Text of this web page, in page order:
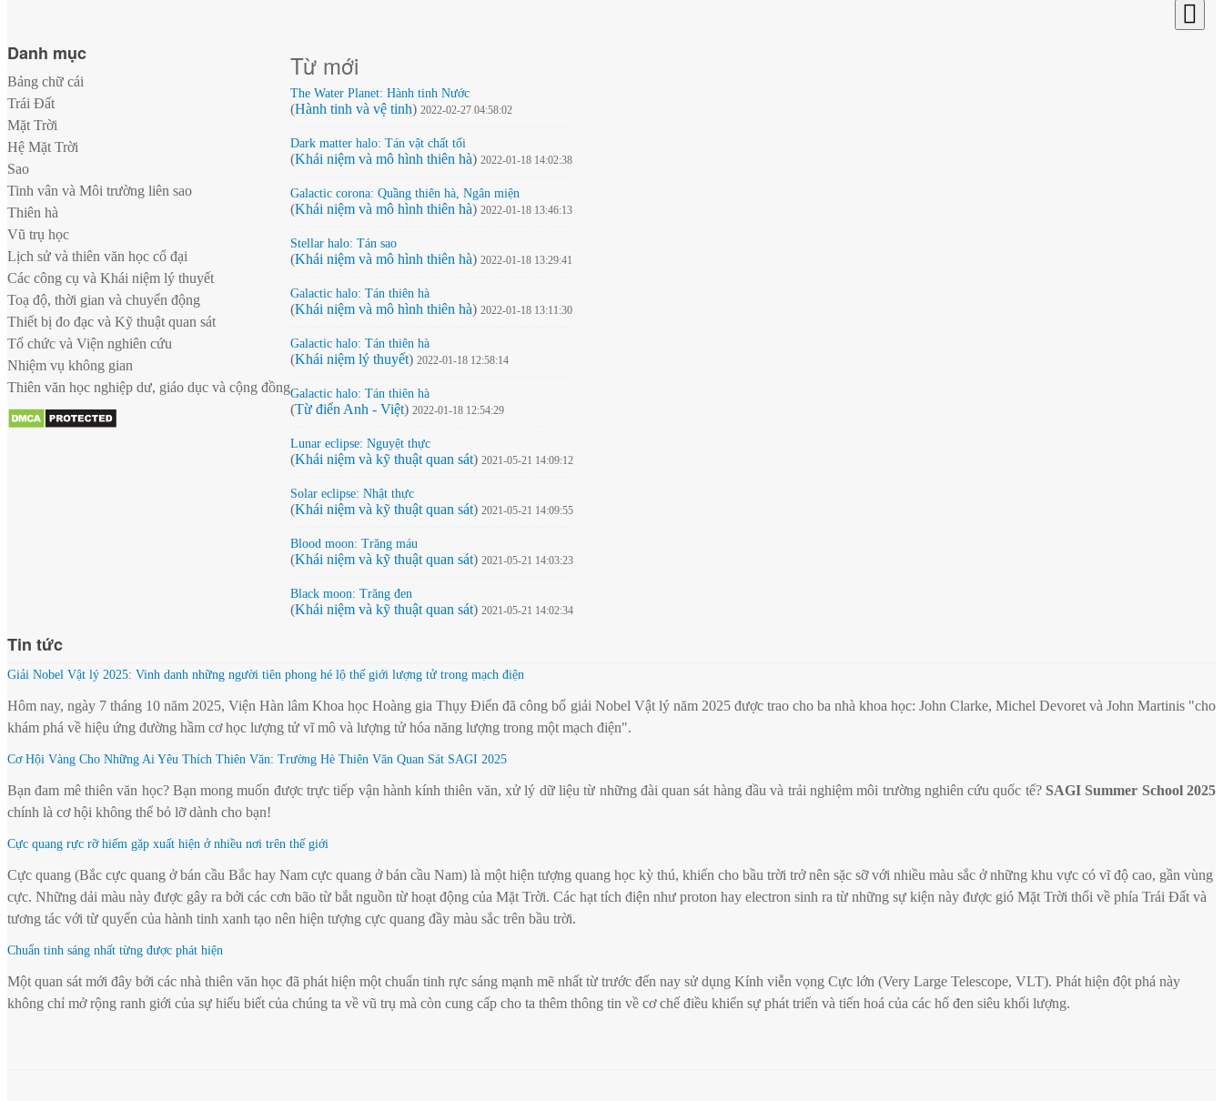
Danh mục
Bảng chữ cái
Trái Đất
Mặt Trời
Hệ Mặt Trời
Sao
Tinh vân và Môi trường liên sao
Thiên hà
Vũ trụ học
Lịch sử và thiên văn học cổ đại
Các công cụ và Khái niệm lý thuyết
Toạ độ, thời gian và chuyển động
Thiết bị đo đạc và Kỹ thuật quan sát
Tổ chức và Viện nghiên cứu
Nhiệm vụ không gian
Thiên văn học nghiệp dư, giáo dục và cộng đồng
Từ mới
The Water Planet: Hành tinh Nước
(Hành tinh và vệ tinh) 2022-02-27 04:58:02
Dark matter halo: Tán vật chất tối
(Khái niệm và mô hình thiên hà) 2022-01-18 14:02:38
Galactic corona: Quầng thiên hà, Ngân miện
(Khái niệm và mô hình thiên hà) 2022-01-18 13:46:13
Stellar halo: Tán sao
(Khái niệm và mô hình thiên hà) 2022-01-18 13:29:41
Galactic halo: Tán thiên hà
(Khái niệm và mô hình thiên hà) 2022-01-18 13:11:30
Galactic halo: Tán thiên hà
(Khái niệm lý thuyết) 2022-01-18 12:58:14
Galactic halo: Tán thiên hà
(Từ điển Anh - Việt) 2022-01-18 12:54:29
Lunar eclipse: Nguyệt thực
(Khái niệm và kỹ thuật quan sát) 2021-05-21 14:09:12
Solar eclipse: Nhật thực
(Khái niệm và kỹ thuật quan sát) 2021-05-21 14:09:55
Blood moon: Trăng máu
(Khái niệm và kỹ thuật quan sát) 2021-05-21 14:03:23
Black moon: Trăng đen
(Khái niệm và kỹ thuật quan sát) 2021-05-21 14:02:34
Tin tức
Giải Nobel Vật lý 2025: Vinh danh những người tiên phong hé lộ thế giới lượng tử trong mạch điện
Hôm nay, ngày 7 tháng 10 năm 2025, Viện Hàn lâm Khoa học Hoàng gia Thụy Điển đã công bố giải Nobel Vật lý năm 2025 được trao cho ba nhà khoa học: John Clarke, Michel Devoret và John Martinis "cho
khám phá về hiệu ứng đường hầm cơ học lượng tử vĩ mô và lượng tử hóa năng lượng trong một mạch điện".
Cơ Hội Vàng Cho Những Ai Yêu Thích Thiên Văn: Trường Hè Thiên Văn Quan Sát SAGI 2025
Bạn đam mê thiên văn học? Bạn mong muốn được trực tiếp vận hành kính thiên văn, xử lý dữ liệu từ những đài quan sát hàng đầu và trải nghiệm môi trường nghiên cứu quốc tế? SAGI Summer School 2025
chính là cơ hội không thể bỏ lỡ dành cho bạn!
Cực quang rực rỡ hiếm gặp xuất hiện ở nhiều nơi trên thế giới
Cực quang (Bắc cực quang ở bán cầu Bắc hay Nam cực quang ở bán cầu Nam) là một hiện tượng quang học kỳ thú, khiến cho bầu trời trở nên sặc sỡ với nhiều màu sắc ở những khu vực có vĩ độ cao, gần vùng
cực. Những dải màu này được gây ra bởi các cơn bão từ bắt nguồn từ hoạt động của Mặt Trời. Các hạt tích điện như proton hay electron sinh ra từ những sự kiện này được gió Mặt Trời thổi về phía Trái Đất và
tương tác với từ quyển của hành tinh xanh tạo nên hiện tượng cực quang đầy màu sắc trên bầu trời.
Chuẩn tinh sáng nhất từng được phát hiện
Một quan sát mới đây bởi các nhà thiên văn học đã phát hiện một chuẩn tinh rực sáng mạnh mẽ nhất từ trước đến nay sử dụng Kính viễn vọng Cực lớn (Very Large Telescope, VLT). Phát hiện đột phá này
không chỉ mở rộng ranh giới của sự hiểu biết của chúng ta về vũ trụ mà còn cung cấp cho ta thêm thông tin về cơ chế điều khiển sự phát triển và tiến hoá của các hố đen siêu khối lượng.